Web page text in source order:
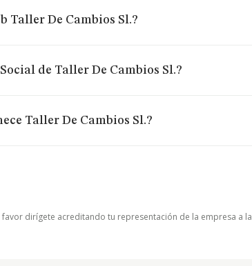
Taller De Cambios Sl.?
de Taller De Cambios Sl.?
Taller De Cambios Sl.?
favor dirígete acreditando tu representación de la empresa a la